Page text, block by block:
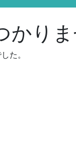
りま
た。